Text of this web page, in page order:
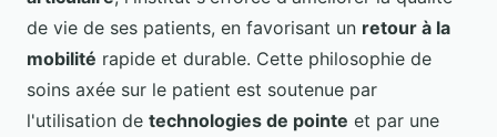
de vie de ses patients, en favorisant un retour à la
mobilité rapide et durable. Cette philosophie de
soins axée sur le patient est soutenue par
l'utilisation de technologies de pointe et par une